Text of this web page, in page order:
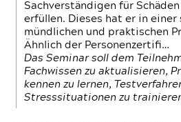
Sachverständigen für
erfüllen. Dieses hat er in
mündlichen und praktischen
Ähnlich der Personenzertifi…
Das Seminar soll dem
Fachwissen zu aktualisieren,
kennen zu lernen,
Stresssituationen zu